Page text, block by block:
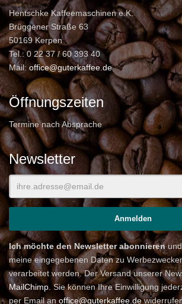
Hentschke Kaffeemaschinen e.K.
Brüggener Straße 63
50169 Kerpen
Tel.: 0 22 37 / 60 393 40
Mail: office@guterkaffee.de
Öffnungszeiten
Termine nach Absprache
Newsletter
Ich möchte den Newsletter abonnierenund
meine eingegebenen Daten zu
verarbeitet werden. Der Versand unserer
MailChimp . Sie können Ihre Einwilligung
per Email an office@guterkaffee.de